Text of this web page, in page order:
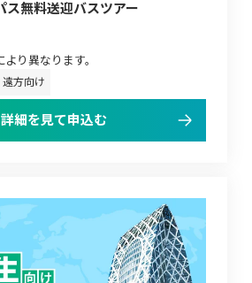
ス無料送迎バスツアー
り異なります。
遠方向け
詳細を見て申込む